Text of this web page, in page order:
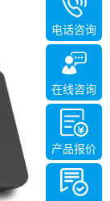
电话咨询
在线咨询
产品报价